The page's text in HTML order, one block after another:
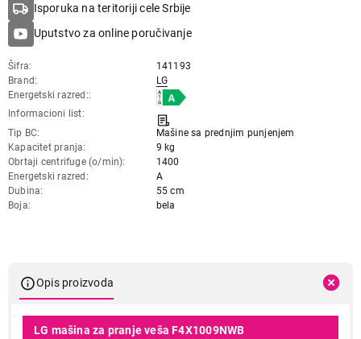
Isporuka na teritoriji cele Srbije
Uputstvo za online poručivanje
Šifra
141193
Brand
LG
Energetski razred:
Informacioni list
Tip BC
Mašine sa prednjim punjenjem
Kapacitet pranja
9 kg
Obrtaji centrifuge (o/min)
1400
Energetski razred
A
Dubina
55 cm
Boja
bela
Opis proizvoda
LG mašina za pranje veša F4X1009NWB